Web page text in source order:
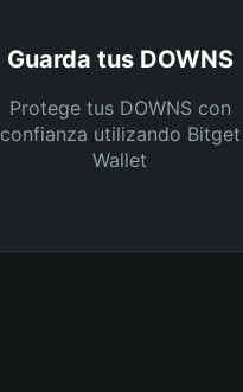
Guarda tus DOWNS
Protege tus DOWNS con
confianza utilizando Bitget
Wallet